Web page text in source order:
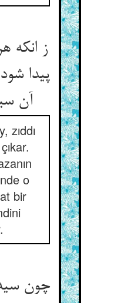
ز انکه
پیدا
آن
zıddı
o
bir
چون